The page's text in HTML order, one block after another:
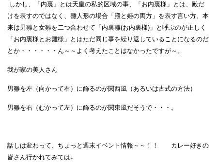
しかし、「内裏」とは天皇の私的区域の事、「お内裏様」とは、殿だ
けを表すのではなく、雛人形の場合「殿と姫の両方」を表す言い方、本
来は男雛と 女雛を二つ合わせて「内裏雛(お内裏様)」と呼ぶのが正しく
「お内裏様とお雛様」とはただ同じ事を繰り返していることになるのだ
とか・・・・・・ん～～よく考えたことはなかったですが～。
我が家の美人さん
男雛を左（向かって右）に飾るのが関西風（あるいは古式の方法）
男雛を右（むかって左）に飾るのが関東風だそうで・・・。
話しは変わって、ちょっと週末イベント情報～～！！ カレー好きの
皆さん行かれてみては↓